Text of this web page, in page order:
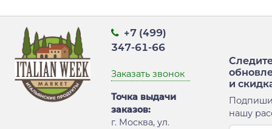
+7 (499)
347-61-66
Заказать звонок
Точка выдачи
заказов:
г. Москва, ул.
и
нашу